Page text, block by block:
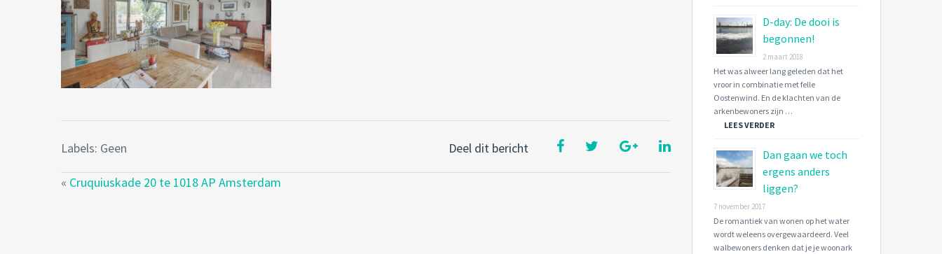
Deel dit bericht
Labels: Geen
« Cruquiuskade 20 te 1018 AP Amsterdam
D-day: De dooi is
begonnen!
2 maart 2018
Het was alweer lang geleden dat het
vroor in combinatie met felle
Oostenwind. En de klachten van de
arkenbewoners zijn …
LEES VERDER
Dan gaan we toch
ergens anders
liggen?
7 november 2017
De romantiek van wonen op het water
wordt weleens overgewaardeerd. Veel
walbewoners denken dat je je woonark